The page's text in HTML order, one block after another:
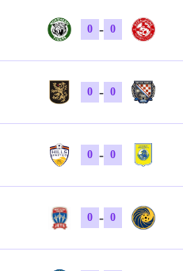
0 - 0
0 - 0
0 - 0
0 - 0